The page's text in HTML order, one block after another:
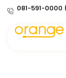
081-591-0000